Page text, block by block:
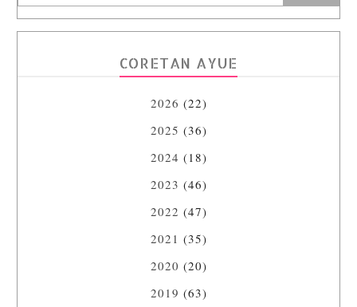
CORETAN AYUE
2026 (22)
2025 (36)
2024 (18)
2023 (46)
2022 (47)
2021 (35)
2020 (20)
2019 (63)